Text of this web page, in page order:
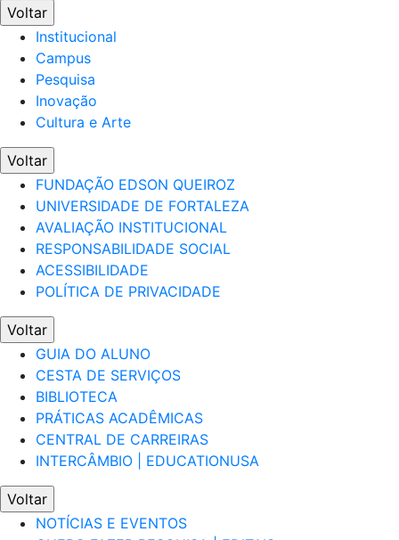
Voltar
Institucional
Campus
Pesquisa
Inovação
Cultura e Arte
Voltar
FUNDAÇÃO EDSON QUEIROZ
UNIVERSIDADE DE FORTALEZA
AVALIAÇÃO INSTITUCIONAL
RESPONSABILIDADE SOCIAL
ACESSIBILIDADE
POLÍTICA DE PRIVACIDADE
Voltar
GUIA DO ALUNO
CESTA DE SERVIÇOS
BIBLIOTECA
PRÁTICAS ACADÊMICAS
CENTRAL DE CARREIRAS
INTERCÂMBIO | EDUCATIONUSA
Voltar
NOTÍCIAS E EVENTOS